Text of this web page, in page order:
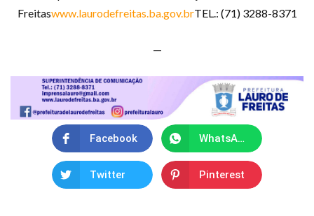
Freitaswww.laurodefreitas.ba.gov.brTEL.: (71) 3288-8371
—
Facebook WhatsApp
Twitter Pinterest